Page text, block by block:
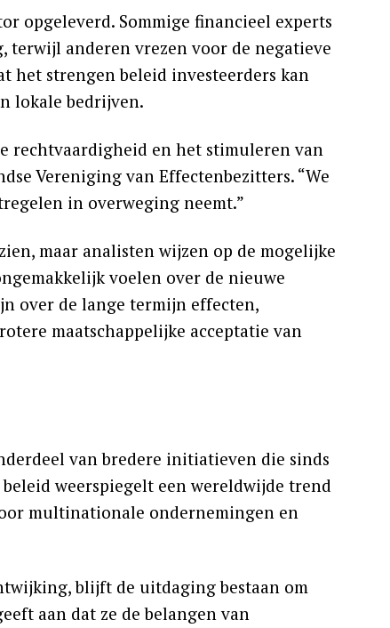
opgeleverd. Sommige financieel experts
terwijl anderen vrezen voor de negatieve
het strengen beleid investeerders kan
lokale bedrijven.
rechtvaardigheid en het stimuleren van
Vereniging van Effectenbezitters. “We
in overweging neemt.”
maar analisten wijzen op de mogelijke
voelen over de nieuwe
over de lange termijn effecten,
maatschappelijke acceptatie van
van bredere initiatieven die sinds
weerspiegelt een wereldwijde trend
multinationale ondernemingen en
blijft de uitdaging bestaan om
aan dat ze de belangen van